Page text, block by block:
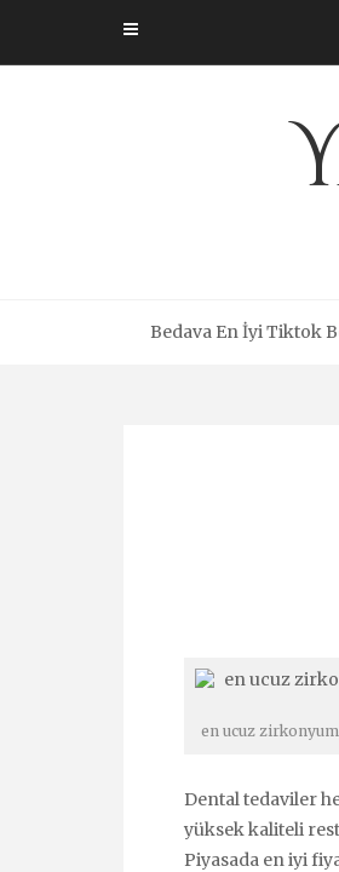
content
Bedava En İyi Tiktok
en ucuz
Dental tedaviler
yüksek kaliteli
Piyasada en iyi